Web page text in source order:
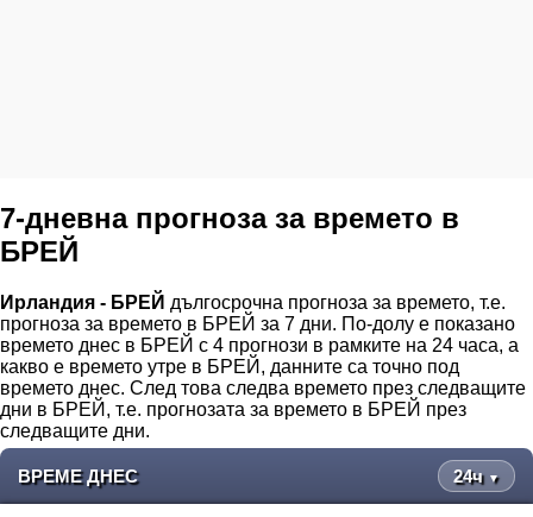
7-дневна прогноза за времето в
БРЕЙ
Ирландия - БРЕЙ дългосрочна прогноза за времето, т.е.
прогноза за времето в БРЕЙ за 7 дни. По-долу е показано
времето днес в БРЕЙ с 4 прогнози в рамките на 24 часа, а
какво е времето утре в БРЕЙ, данните са точно под
времето днес. След това следва времето през следващите
дни в БРЕЙ, т.е. прогнозата за времето в БРЕЙ през
следващите дни.
ВРЕМЕ ДНЕС 24ч ▼